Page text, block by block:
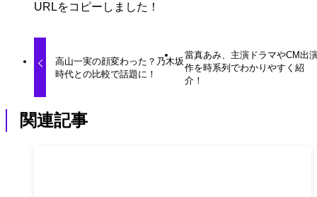
URLをコピーしました！
高山一実の顔変わった？乃木坂
時代との比較で話題に！
當真あみ、主演ドラマやCM出
作を時系列でわかりやすく紹
介！
関連記事